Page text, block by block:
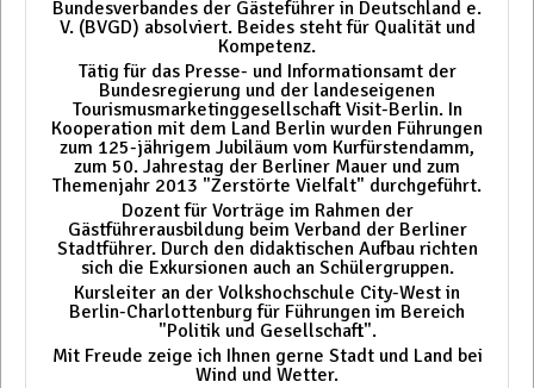
Bundesverbandes der Gästeführer in Deutschland e.
V. (BVGD) absolviert. Beides steht für Qualität und
Kompetenz.
Tätig für das Presse- und Informationsamt der
Bundesregierung und der landeseigenen
Tourismusmarketinggesellschaft Visit-Berlin. In
Kooperation mit dem Land Berlin wurden Führungen
zum 125-jährigem Jubiläum vom Kurfürstendamm,
zum 50. Jahrestag der Berliner Mauer und zum
Themenjahr 2013 "Zerstörte Vielfalt" durchgeführt.
Dozent für Vorträge im Rahmen der
Gästführerausbildung beim Verband der Berliner
Stadtführer. Durch den didaktischen Aufbau richten
sich die Exkursionen auch an Schülergruppen.
Kursleiter an der Volkshochschule City-West in
Berlin-Charlottenburg für Führungen im Bereich
"Politik und Gesellschaft".
Mit Freude zeige ich Ihnen gerne Stadt und Land bei
Wind und Wetter.